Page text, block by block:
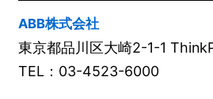
ABB株式会社
東京都品川区大崎2-1-1
TEL：03-4523-6000